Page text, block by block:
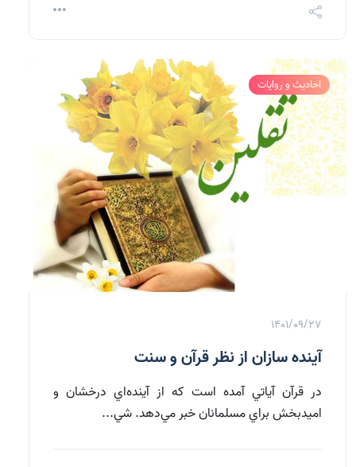
احادیث و روایات
1401/09/27
آينده سازان از نظر قرآن و سنت
در قرآن آياتي آمده است كه از آينده‌اي درخشان و
اميد‌بخش براي مسلمانان خبر مي‌دهد. شي...